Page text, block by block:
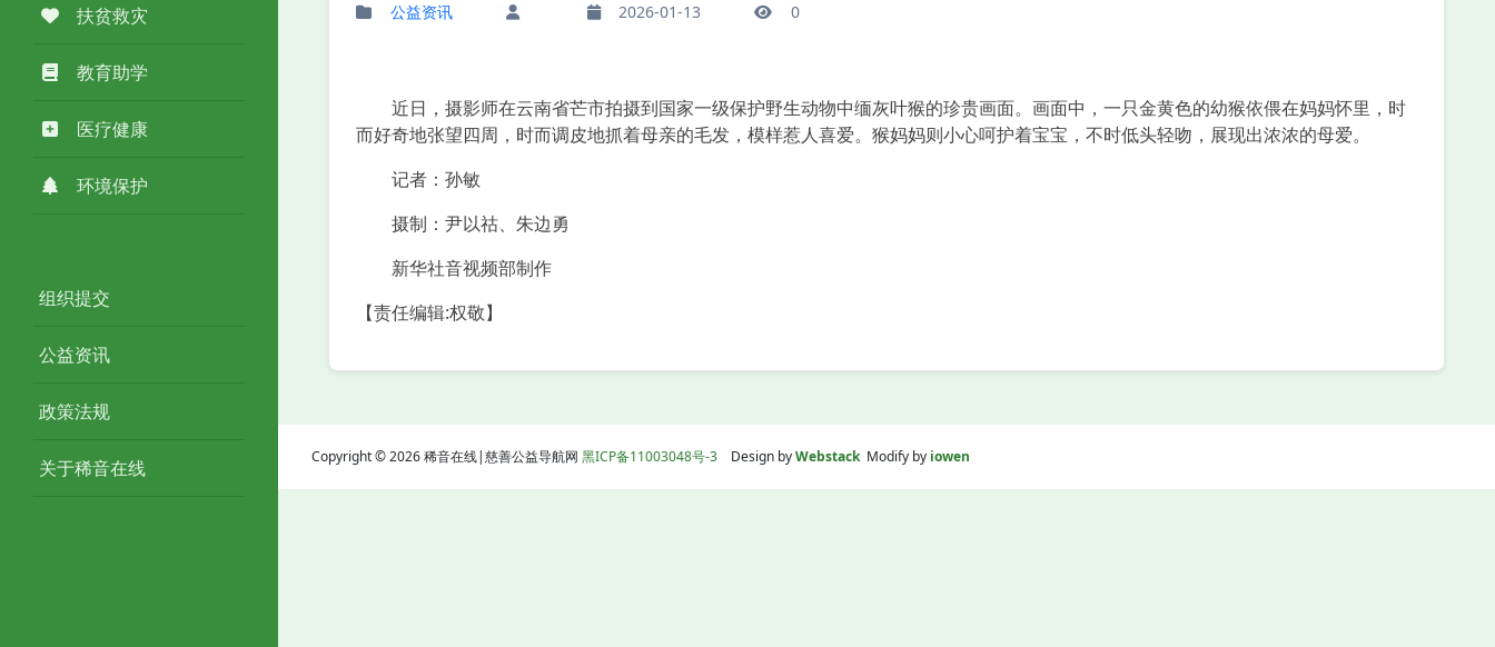
扶贫救灾
教育助学
医疗健康
环境保护
组织提交
公益资讯
政策法规
关于稀音在线
公益资讯 2026-01-13 0
近日，摄影师在云南省芒市拍摄到国家一级保护野生动物中缅灰叶猴的珍贵画面。画面中，一只金黄色的幼猴依偎在妈妈怀里，时
而好奇地张望四周，时而调皮地抓着母亲的毛发，模样惹人喜爱。猴妈妈则小心呵护着宝宝，不时低头轻吻，展现出浓浓的母爱。
记者：孙敏
摄制：尹以祜、朱边勇
新华社音视频部制作
【责任编辑:权敬】
Copyright © 2026 稀音在线|慈善公益导航网 黑ICP备11003048号-3 Design byWebstackModify by iowen